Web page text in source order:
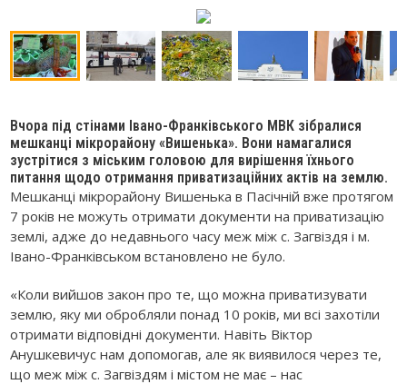
Вчора під стінами Івано-Франківського МВК зібралися
мешканці мікрорайону «Вишенька». Вони намагалися
зустрітися з міським головою для вирішення їхнього
питання щодо отримання приватизаційних актів на землю.
Мешканці мікрорайону Вишенька в Пасічній вже протягом
7 років не можуть отримати документи на приватизацію
землі, адже до недавнього часу меж між с. Загвіздя і м.
Івано-Франківськом встановлено не було.
«Коли вийшов закон про те, що можна приватизувати
землю, яку ми обробляли понад 10 років, ми всі захотіли
отримати відповідні документи. Навіть Віктор
Анушкевичус нам допомогав, але як виявилося через те,
що меж між с. Загвіздям і містом не має – нас